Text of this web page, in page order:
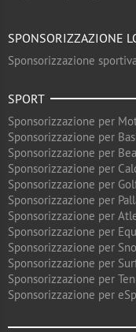
SPONSORIZZAZIONE
Sponsorizzazione
SPORT
Sponsorizzazione per
Sponsorizzazione per
Sponsorizzazione per
Sponsorizzazione per
Sponsorizzazione per
Sponsorizzazione per
Sponsorizzazione per
Sponsorizzazione per
Sponsorizzazione per
Sponsorizzazione per
Sponsorizzazione per
Sponsorizzazione per